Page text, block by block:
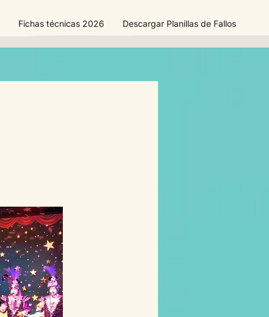
Fichas técnicas 2026 Descargar Planillas de Fallos